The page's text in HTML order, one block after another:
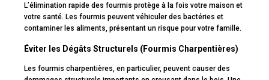
L’élimination rapide des fourmis protège à la fois votre maison et
votre santé. Les fourmis peuvent véhiculer des bactéries et
contaminer les aliments, présentant un risque pour votre famille.
Éviter les Dégâts Structurels (Fourmis Charpentières)
Les fourmis charpentières, en particulier, peuvent causer des